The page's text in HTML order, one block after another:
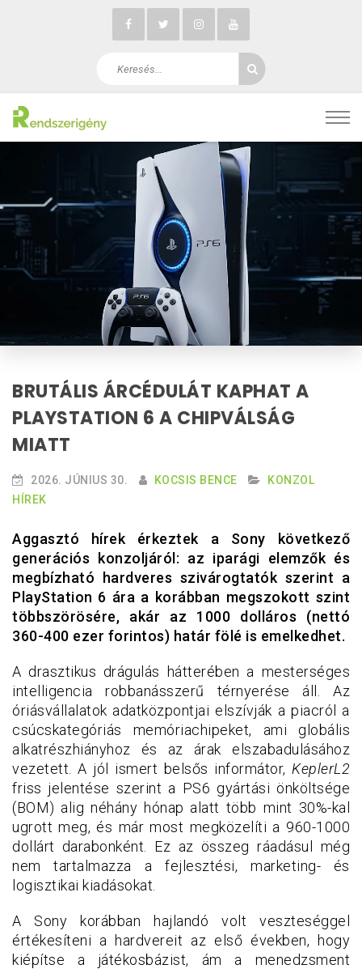
BRUTÁLIS ÁRCÉDULÁT KAPHAT A
PLAYSTATION 6 A CHIPVÁLSÁG
MIATT
2026. JÚNIUS 30. KOCSIS BENCE
KONZOL
HÍREK
Aggasztó hírek érkeztek a Sony következő
generációs konzoljáról: az iparági elemzők és
megbízható hardveres szivárogtatók szerint a
PlayStation 6 ára a korábban megszokott szint
többszörösére, akár az 1000 dolláros (nettó
360-400 ezer forintos) határ fölé is emelkedhet.
A drasztikus drágulás hátterében a mesterséges
intelligencia robbanásszerű térnyerése áll. Az
óriásvállalatok adatközpontjai elszívják a piacról a
csúcskategóriás memóriachipeket, ami globális
alkatrészhiányhoz és az árak elszabadulásához
vezetett. A jól ismert belsős informátor, KeplerL2
friss jelentése szerint a PS6 gyártási önköltsége
(BOM) alig néhány hónap alatt több mint 30%-kal
ugrott meg, és már most megközelíti a 960-1000
dollárt darabonként. Ez az összeg ráadásul még
nem tartalmazza a fejlesztési, marketing- és
logisztikai kiadásokat.
A Sony korábban hajlandó volt veszteséggel
értékesíteni a hardvereit az első években, hogy
kiépítse a játékosbázist, ám a menedzsment